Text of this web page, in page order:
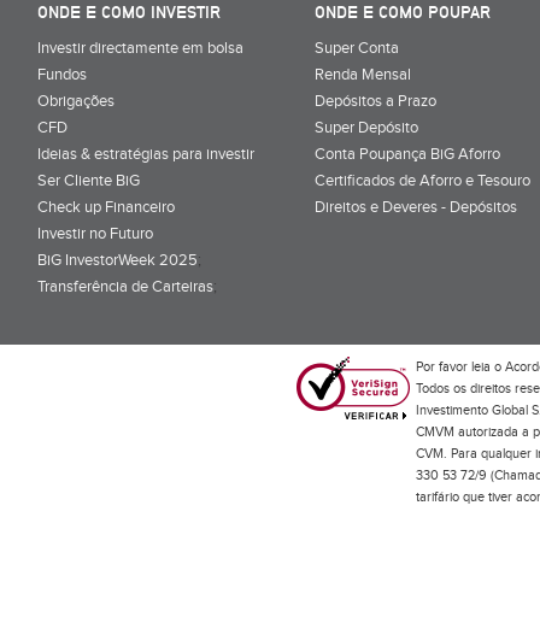
ONDE E COMO INVESTIR
Investir directamente em bolsa
Fundos
Obrigações
CFD
Ideias & estratégias para investir
Ser Cliente BiG
Check up Financeiro
Investir no Futuro
BiG InvestorWeek 2025;
Transferência de Carteiras;
ONDE E COMO POUPAR
Super Conta
Renda Mensal
Depósitos a Prazo
Super Depósito
Conta Poupança BiG Aforro
Certificados de Aforro e Tesouro
Direitos e Deveres - Depósitos
Por favor leia o
Todos os direitos
Investimento Global
CMVM autorizada a
CVM. Para qualquer
330 53 72/9
tarifário que tiver